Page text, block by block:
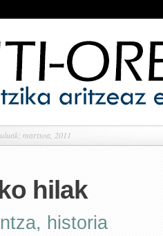
martxoa, 2011
hilak
, historia